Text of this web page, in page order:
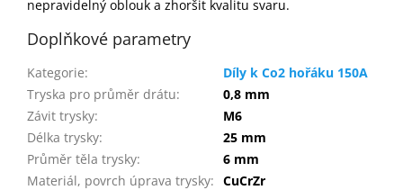
nepravidelný oblouk a zhoršit kvalitu svaru.
Doplňkové parametry
Kategorie:
Díly k Co2 hořáku 150A
Tryska pro průměr drátu:
0,8 mm
Závit trysky:
M6
Délka trysky:
25 mm
Průměr těla trysky:
6 mm
Materiál, povrch úprava trysky: CuCrZr